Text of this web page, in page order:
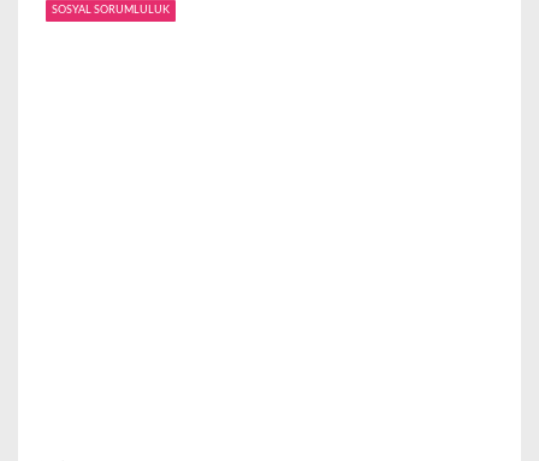
nSOSYAL SORUMLULUK